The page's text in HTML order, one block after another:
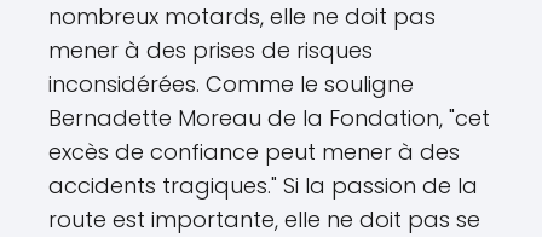
nombreux motards, elle ne doit pas
mener à des prises de risques
inconsidérées. Comme le souligne
Bernadette Moreau de la Fondation, "cet
excès de confiance peut mener à des
accidents tragiques." Si la passion de la
route est importante, elle ne doit pas se